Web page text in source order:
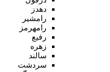
دهدز
رامشیر
رامهرمز
رفیع
زهره
سالند
سردشت